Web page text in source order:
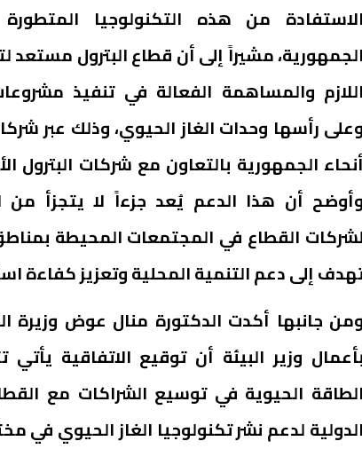
الاستفادة من هذه التكنولوجيا
الجمهورية، مشيراً إلى أن قطاع البترول مستعد
اللازم والمساهمة الفعالة في تنفيذ
وعلى رأسها وحدات الغاز الحيوي، وذلك عبر
أنحاء الجمهورية بالتعاون مع شركات البترول
وأوضح أن هذا الدعم يُعد جزءاً لا يتجزأ من
لشركات القطاع في المجتمعات المحيطة
إلى دعم التنمية المحلية وتعزيز كفاءة
ومن جانبها أكدت الدكتورة منال عوض وزيرة
بأعمال وزير البيئة أن توقيع الاتفاقية
الطاقة الحيوية في توسيع الشراكات مع
الدولية لدعم نشر تكنولوجيا الغاز الحيوي في
«وزارة الآثار»: العُثور على 10 توابيت
خشبية بفناء مقبرة "باكي"